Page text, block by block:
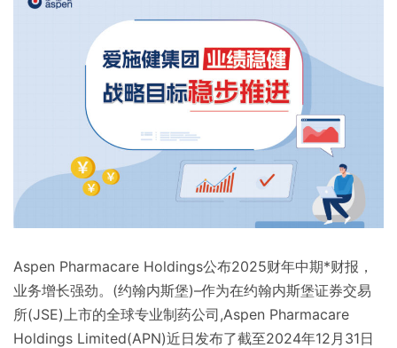
Aspen Pharmacare Holdings公布2025财年中期*财报，
业务增长强劲。(约翰内斯堡)–作为在约翰内斯堡证券交易
所(JSE)上市的全球专业制药公司,Aspen Pharmacare
Holdings Limited(APN)近日发布了截至2024年12月31日